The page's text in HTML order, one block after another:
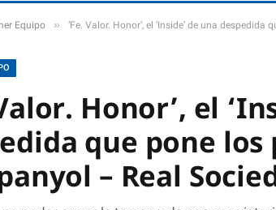
Equipo » ‘Fe. Valor. Honor’, el ‘Inside’ de una
Honor’, el
que pone
– Real